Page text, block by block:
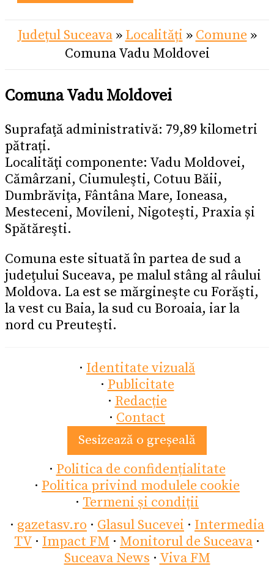
Județul Suceava» Localități » Comune »
Comuna Vadu Moldovei
Comuna Vadu Moldovei
Suprafaţă administrativă: 79,89 kilometri
pătrați.
Localităţi componente: Vadu Moldovei,
Cămârzani, Ciumuleşti, Cotuu Băii,
Dumbrăviţa, Fântâna Mare, Ioneasa,
Mesteceni, Movileni, Nigoteşti, Praxia și
Spătăreşti.
Comuna este situată în partea de sud a
judeţului Suceava, pe malul stâng al râului
Moldova. La est se mărgineşte cu Forăşti,
la vest cu Baia, la sud cu Boroaia, iar la
nord cu Preuteşti.
· Identitate vizuală
· Publicitate
· Redacție
· Contact
Sesizează o greșeală
· Politica de confidențialitate
· Politica privind modulele cookie
· Termeni și condiții
· gazetasv.ro · Glasul Sucevei · Intermedia
TV · Impact FM · Monitorul de Suceava ·
Suceava News · Viva FM